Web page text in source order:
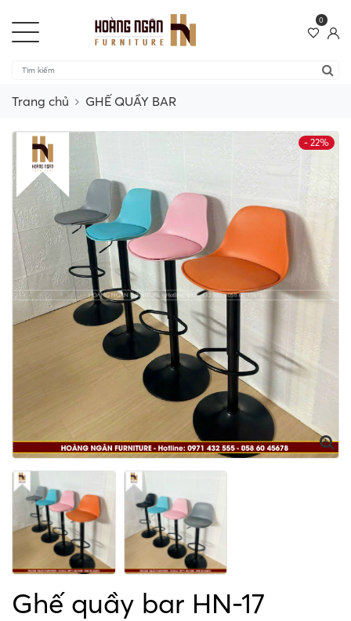
0
Trang chủ GHẾ QUẦY BAR
- 22%
Ghế quầy bar HN-17